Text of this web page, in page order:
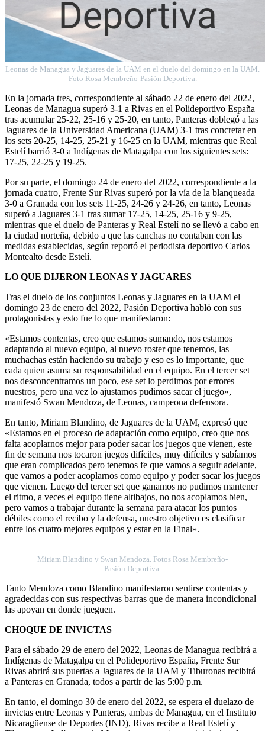
Leonas de Managua y Jaguares de la UAM en el duelo del domingo en la UAM.
Foto Rosa Membreño-Pasión Deportiva.
En la jornada tres, correspondiente al sábado 22 de enero del 2022,
Leonas de Managua superó 3-1 a Rivas en el Polideportivo España
tras acumular 25-22, 25-16 y 25-20, en tanto, Panteras doblegó a las
Jaguares de la Universidad Americana (UAM) 3-1 tras concretar en
los sets 20-25, 14-25, 25-21 y 16-25 en la UAM, mientras que Real
Estelí barrió 3-0 a Indígenas de Matagalpa con los siguientes sets:
17-25, 22-25 y 19-25.
Por su parte, el domingo 24 de enero del 2022, correspondiente a la
jornada cuatro, Frente Sur Rivas superó por la vía de la blanqueada
3-0 a Granada con los sets 11-25, 24-26 y 24-26, en tanto, Leonas
superó a Jaguares 3-1 tras sumar 17-25, 14-25, 25-16 y 9-25,
mientras que el duelo de Panteras y Real Estelí no se llevó a cabo en
la ciudad norteña, debido a que las canchas no contaban con las
medidas establecidas, según reportó el periodista deportivo Carlos
Montealto desde Estelí.
LO QUE DIJERON LEONAS Y JAGUARES
Tras el duelo de los conjuntos Leonas y Jaguares en la UAM el
domingo 23 de enero del 2022, Pasión Deportiva habló con sus
protagonistas y esto fue lo que manifestaron:
«Estamos contentas, creo que estamos sumando, nos estamos
adaptando al nuevo equipo, al nuevo roster que tenemos, las
muchachas están haciendo su trabajo y eso es lo importante, que
cada quien asuma su responsabilidad en el equipo. En el tercer set
nos desconcentramos un poco, ese set lo perdimos por errores
nuestros, pero una vez lo ajustamos pudimos sacar el juego»,
manifestó Swan Mendoza, de Leonas, campeona defensora.
En tanto, Miriam Blandino, de Jaguares de la UAM, expresó que
«Estamos en el proceso de adaptación como equipo, creo que nos
falta acoplarnos mejor para poder sacar los juegos que vienen, este
fin de semana nos tocaron juegos difíciles, muy difíciles y sabíamos
que eran complicados pero tenemos fe que vamos a seguir adelante,
que vamos a poder acoplarnos como equipo y poder sacar los juegos
que vienen. Luego del tercer set que ganamos no pudimos mantener
el ritmo, a veces el equipo tiene altibajos, no nos acoplamos bien,
pero vamos a trabajar durante la semana para atacar los puntos
débiles como el recibo y la defensa, nuestro objetivo es clasificar
entre los cuatro mejores equipos y estar en la Final».
Miriam Blandino y Swan Mendoza. Fotos Rosa Membreño-
Pasión Deportiva.
Tanto Mendoza como Blandino manifestaron sentirse contentas y
agradecidas con sus respectivas barras que de manera incondicional
las apoyan en donde jueguen.
CHOQUE DE INVICTAS
Para el sábado 29 de enero del 2022, Leonas de Managua recibirá a
Indígenas de Matagalpa en el Polideportivo España, Frente Sur
Rivas abrirá sus puertas a Jaguares de la UAM y Tiburonas recibirá
a Panteras en Granada, todos a partir de las 5:00 p.m.
En tanto, el domingo 30 de enero del 2022, se espera el duelazo de
invictas entre Leonas y Panteras, ambas de Managua, en el Instituto
Nicaragüense de Deportes (IND), Rivas recibe a Real Estelí y